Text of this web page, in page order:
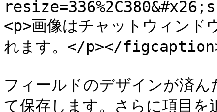
<p>画像はチャットウィンド
れます。</p></
フィールドのデザインが済
て保存します。さらに項目